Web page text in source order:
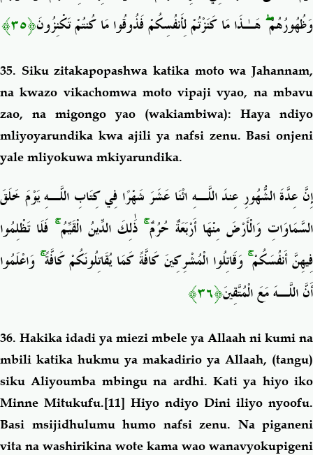
وَظُهُورُهُمْۖهَـٰذَا مَا كَنَزْتُمْ لِأَنفُسِكُمْ فَذُوقُوا مَا كُنتُمْ تَكْنِزُونَ﴿٣٥﴾
35. Siku zitakapopashwa katika moto wa Jahannam,
na kwazo vikachomwa moto vipaji vyao, na mbavu
zao, na migongo yao (wakiambiwa): Haya ndiyo
mliyoyarundika kwa ajili ya nafsi zenu. Basi onjeni
yale mliyokuwa mkiyarundika.
إِنَّ عِدَّةَ الشُّهُورِ عِندَ اللَّـهِ اثْنَا عَشَرَ شَهْرًا فِي كِتَابِ اللَّـهِ يَوْمَ خَلَقَ
السَّمَاوَاتِ وَالْأَرْضَ مِنْهَا أَرْبَعَةٌ حُرُمٌۚ ذَٰلِكَ الدِّينُ الْقَيِّمُۚ فَلَا تَظْلِمُوا
فِيهِنَّ أَنفُسَكُمْۚوَقَاتِلُوا الْمُشْرِكِينَ كَافَّةً كَمَا يُقَاتِلُونَكُمْ كَافَّةًۚ وَاعْلَمُوا
أَنَّ اللَّـهَ مَعَ الْمُتَّقِينَ﴿٣٦﴾
36. Hakika idadi ya miezi mbele ya Allaah ni kumi na
mbili katika hukmu ya makadirio ya Allaah, (tangu)
siku Aliyoumba mbingu na ardhi. Kati ya hiyo iko
Minne Mitukufu.[11] Hiyo ndiyo Dini iliyo nyoofu.
Basi msijidhulumu humo nafsi zenu. Na piganeni
vita na washirikina wote kama wao wanavyokupigeni